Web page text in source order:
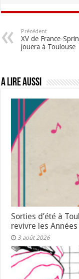
Précédent
XV de France-
jouera à Toulouse
A lire aussi
Sorties d’été à
revivre les Années
3 août 2026